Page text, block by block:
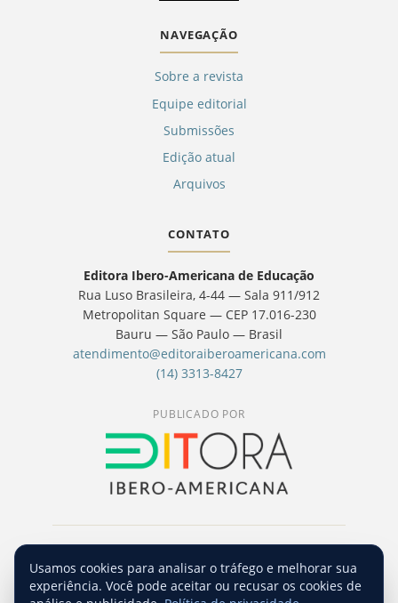
NAVEGAÇÃO
Sobre a revista
Equipe editorial
Submissões
Edição atual
Arquivos
CONTATO
Editora Ibero-Americana de Educação
Rua Luso Brasileira, 4-44 — Sala 911/912
Metropolitan Square — CEP 17.016-230
Bauru — São Paulo — Brasil
atendimento@editoraiberoamericana.com
(14) 3313-8427
PUBLICADO POR
© 2026 Revista Hipótese — Editora Ibero-
Americana de Educação. Conteúdo licenciado
sobCC BY-NC-SA 4.0.
Usamos cookies para analisar o tráfego e melhorar sua
experiência. Você pode aceitar ou recusar os cookies de